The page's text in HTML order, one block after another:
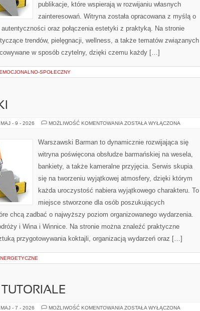
publikacje, które wspierają w rozwijaniu własnych
zainteresowań. Witryna została opracowana z myślą o
oraz połączenia estetyki z praktyką. Na stronie
trendów, pielęgnacji, wellness, a także tematów związanych
w sposób czytelny, dzięki czemu każdy […]
SPOŁECZNY
MAJ - 9 - 2026 MOŻLIWOŚĆ KOMENTOWANIA ŚWIAT
ZOSTAŁA WYŁĄCZONA
Warszawski Barman to dynamicznie rozwijająca się
witryna poświęcona obsłudze barmańskiej na wesela,
bankiety, a także kameralne przyjęcia. Serwis skupia
się na tworzeniu wyjątkowej atmosfery, dzięki którym
każda uroczystość nabiera wyjątkowego charakteru. To
miejsce stworzone dla osób poszukujących
chcą zadbać o najwyższy poziom organizowanego wydarzenia.
i Wina i Winnice. Na stronie można znaleźć praktyczne
przygotowywania koktajli, organizacją wydarzeń oraz […]
MAJ - 7 - 2026 MOŻLIWOŚĆ KOMENTOWANIA PORADNIKI
ZOSTAŁA WYŁĄCZONA